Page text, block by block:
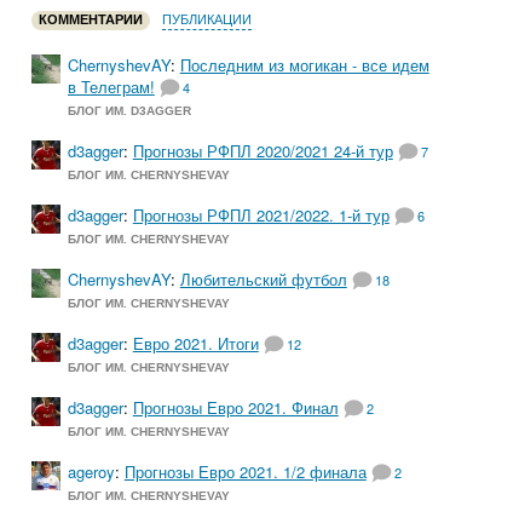
КОММЕНТАРИИ ПУБЛИКАЦИИ
ChernyshevAY: Последним из могикан - все идем
в Телеграм!
4
БЛОГ ИМ. D3AGGER
d3agger: Прогнозы РФПЛ 2020/2021 24-й тур 7
БЛОГ ИМ. CHERNYSHEVAY
d3agger: Прогнозы РФПЛ 2021/2022. 1-й тур 6
БЛОГ ИМ. CHERNYSHEVAY
ChernyshevAY: Любительский футбол 18
БЛОГ ИМ. CHERNYSHEVAY
d3agger: Евро 2021. Итоги 12
БЛОГ ИМ. CHERNYSHEVAY
d3agger: Прогнозы Евро 2021. Финал 2
БЛОГ ИМ. CHERNYSHEVAY
ageroy: Прогнозы Евро 2021. 1/2 финала 2
БЛОГ ИМ. CHERNYSHEVAY